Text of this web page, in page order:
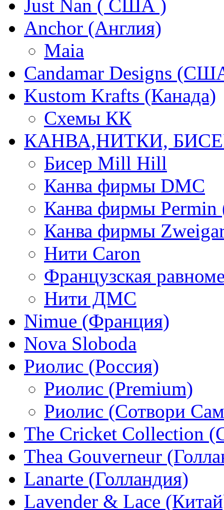
Just Nan ( США )
Anchor (Англия)
Maia
Candamar Designs
Kustom Krafts (Канада)
Схемы КК
КАНВА,НИТКИ,
Бисер Mill Hill
Канва фирмы DMC
Канва фирмы Permin
Канва фирмы
Нити Caron
Французская
Нити ДМС
Nimue (Франция)
Nova Sloboda
Риолис (Россия)
Риолис (Premium)
Риолис (Сотвори
The Cricket Collection
Thea Gouverneur
Lanarte (Голландия)
Lavender & Lace